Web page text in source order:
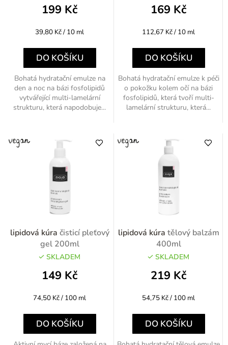
199 Kč
Měrná
39,80 Kč / 10 ml
DO KOŠÍKU
Bohatá hydratační emulze na
den a noc na bázi fosfolipidů
vytvářející multi-lamelární
strukturu, která napodobuje...
169 Kč
Měrná
112,67 Kč / 10 ml
DO KOŠÍKU
Bohatá hydratační emulze k péči
o pokožku kolem očí na bázi
fosfolipidů, která tvoří multi-
lamelární strukturu, která...
lipidová kúra čisticí pleťový
gel 200ml
SKLADEM
149 Kč
Měrná
74,50 Kč / 100 ml
DO KOŠÍKU
lipidová kúra tělový balzám
400ml
SKLADEM
219 Kč
Měrná
54,75 Kč / 100 ml
DO KOŠÍKU